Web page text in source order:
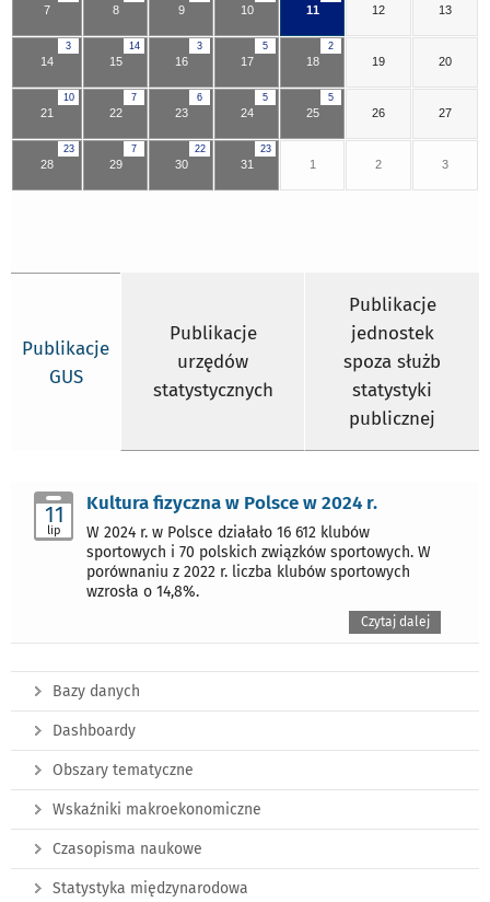
7 8 9 10 11 12 13
3
14
14
15
3
16
5
17
2
18 19 20
10
21
7
22
6
23
5
24
5
25 26 27
23
28
7
29
22
30
23
31 1 2 3
Publikacje
GUS
Publikacje
urzędów
statystycznych
Publikacje
jednostek
spoza służb
statystyki
publicznej
11
lip
Kultura fizyczna w Polsce w 2024 r.
W 2024 r. w Polsce działało 16 612 klubów
sportowych i 70 polskich związków sportowych. W
porównaniu z 2022 r. liczba klubów sportowych
wzrosła o 14,8%.
Czytaj dalej
Bazy danych
Dashboardy
Obszary tematyczne
Wskaźniki makroekonomiczne
Czasopisma naukowe
Statystyka międzynarodowa